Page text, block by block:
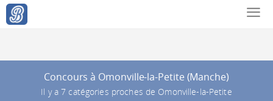
Concours à Omonville-la-Petite (Manche)
Il y a 7 catégories proches de Omonville-la-Petite